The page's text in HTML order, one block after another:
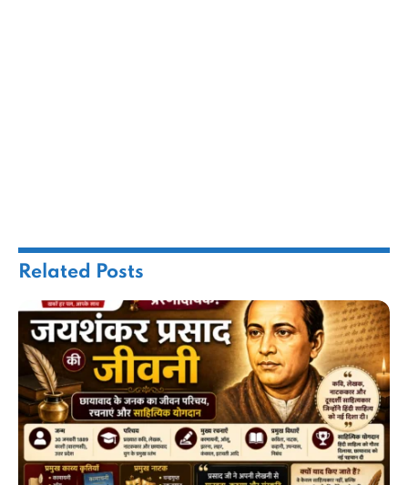
Related Posts